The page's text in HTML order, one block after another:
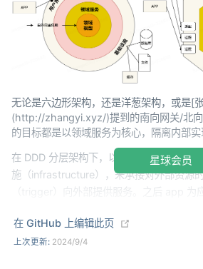
无论是六边形架构，还是洋葱架构，或是[
(http://zhangyi.xyz/)提到的南向网关/北向
的目标都是以领域服务为核心，隔离内部实
在 DDD 分层架构下，以支撑 domain 核心
施（infrastructure），来承接对外部资源
（trigger）向外部提供服务。之后 app 为
在这样一套结构下，用于开发工程的各项科
星球会员
在 GitHub 上编辑此页
上次更新: 2024/9/4